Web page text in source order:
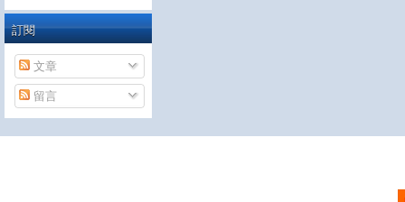
訂閱
文章
留言